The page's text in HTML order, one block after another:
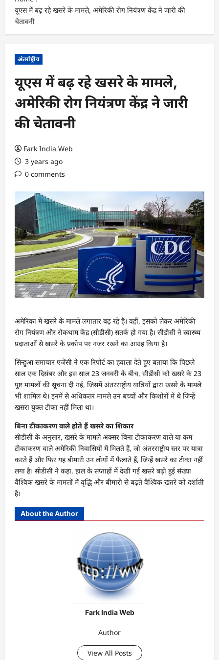
यूएस में बढ़ रहे खसरे के मामले, अमेरिकी रोग नियंत्रण केंद्र ने जारी की
चेतावनी
अंतर्राष्ट्रीय
यूएस में बढ़ रहे खसरे के मामले,
अमेरिकी रोग नियंत्रण केंद्र ने जारी
की चेतावनी
Fark India Web
3 years ago
0 comments
अमेरिका में खसरे के मामले लगातार बढ़ रहे हैं। वहीं, इसको लेकर अमेरिकी
रोग नियंत्रण और रोकथाम केंद्र (सीडीसी) सतर्क हो गया है। सीडीसी ने स्वास्थ्य
प्रदाताओं से खसरे के प्रकोप पर नजर रखने का आग्रह किया है।
सिन्हुआ समाचार एजेंसी ने एक रिपोर्ट का हवाला देते हुए बताया कि पिछले
साल एक दिसंबर और इस साल 23 जनवरी के बीच, सीडीसी को खसरे के 23
पुष्ट मामलों की सूचना दी गई, जिसमें अंतरराष्ट्रीय यात्रियों द्वारा खसरे के मामले
भी शामिल थे। इनमें से अधिकतर मामले उन बच्चों और किशोरों में थे जिन्हें
खसरा युक्त टीका नहीं मिला था।
बिना टीकाकरण वाले होते हैं खसरे का शिकार
सीडीसी के अनुसार, खसरे के मामले अक्सर बिना टीकाकरण वाले या कम
टीकाकरण वाले अमेरिकी निवासियों में मिलते हैं, जो अंतरराष्ट्रीय स्तर पर यात्रा
करते हैं और फिर यह बीमारी उन लोगों में फैलाते हैं, जिन्हें खसरे का टीका नहीं
लगा है। सीडीसी ने कहा, हाल के सप्ताहों में देखी गई खसरे बढ़ी हुई संख्या
वैश्विक खसरे के मामलों में वृद्धि और बीमारी से बढ़ते वैश्विक खतरे को दर्शाती
है।
About the Author
Fark India Web
Author
View All Posts